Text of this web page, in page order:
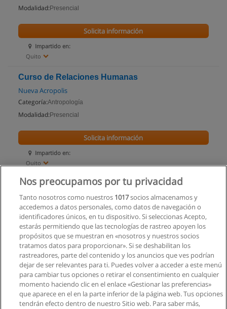
Modalidad: Presencial
Impartido en:
Quito
Solicita información
Curso de Relaciones Humanas
Nueva Acropolis
Categoría:Antropología
Modalidad: Presencial
Impartido en:
Quito
Solicita información
Nos preocupamos por tu privacidad
Tanto nosotros como nuestros 1017socios almacenamos y
accedemos a datos personales, como datos de navegación o
identificadores únicos, en tu dispositivo. Si seleccionas Acepto,
estarás permitiendo que las tecnologías de rastreo apoyen los
propósitos que se muestran en «nosotros y nuestros socios
tratamos datos para proporcionar». Si se deshabilitan los
rastreadores, parte del contenido y los anuncios que ves podrían
dejar de ser relevantes para ti. Puedes volver a acceder a este menú
para cambiar tus opciones o retirar el consentimiento en cualquier
momento haciendo clic en el enlace «Gestionar las preferencias»
que aparece en el en la parte inferior de la página web. Tus opciones
tendrán efecto dentro de nuestro Sitio web. Para saber más,